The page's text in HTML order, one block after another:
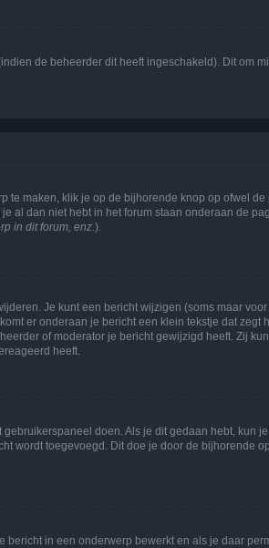
de beheerder dit heeft ingeschakeld). Dit om
maken, klik je op de bijhorende knop op ofwel
al dan niet hebt in het forum staan onderaan de
in dit forum, enz. ).
Je kunt een bericht wijzigen (soms maar
er onderaan je bericht een klein tekstje dat
of moderator je bericht gewijzigd heeft. Zij
heeft.
doen. Als je dit gedaan hebt, kun
wordt toegevoegd. Dit doe je door de bijhorende
in een onderwerp bewerkt en als je daar